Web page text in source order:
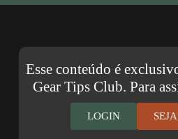
Esse conteúdo é
Gear Tips Club. Para
LOGIN